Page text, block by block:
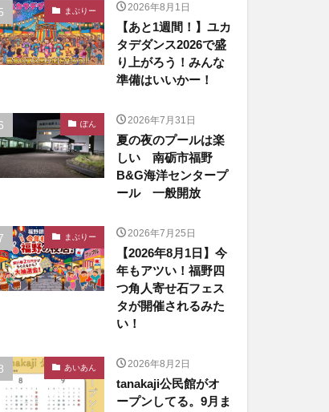
まぶりー 2026年8月1日
【あと1週間！】ユカ
タデダンス2026で盛
り上がろう！みんな
準備はいいかー！
ぽん 2026年7月31日
夏の夜のプールは楽
しい 南砺市福野
B&G海洋センタープ
ール 一般開放
まぶりー 2026年7月25日
【2026年8月1日】今
年もアツい！福野四
つ角人寄せ石フェス
タが開催されるみた
い！
あいあん 2026年8月2日
tanakaji公民館がオ
ープンしてる。9月ま